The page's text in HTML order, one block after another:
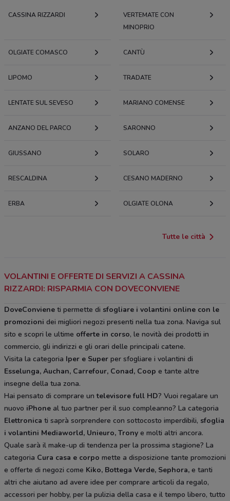
CASSINA RIZZARDI
VERTEMATE CON
MINOPRIO
OLGIATE COMASCO CANTÙ
LIPOMO TRADATE
LENTATE SUL SEVESO MARIANO COMENSE
ANZANO DEL PARCO SARONNO
GIUSSANO SOLARO
RESCALDINA CESANO MADERNO
ERBA OLGIATE OLONA
Tutte le città
VOLANTINI E OFFERTE DI SERVIZI A CASSINA
RIZZARDI: RISPARMIA CON DOVECONVIENE
DoveConviene ti permette di sfogliare i volantini online con le
promozioni dei migliori negozi presenti nella tua zona. Naviga sul
sito e scopri le ultime offerte in corso, le novità dei prodotti in
commercio, gli indirizzi e gli orari delle principali catene.
Visita la categoria Iper e Super per sfogliare i volantini di
Esselunga, Auchan, Carrefour, Conad, Coop e tante altre
insegne della tua zona.
Hai pensato di comprare untelevisore full HD? Vuoi regalare un
nuovo iPhone al tuo partner per il suo compleanno? La categoria
Elettronica ti saprà sorprendere con sottocosto imperdibili, sfoglia
i volantini Mediaworld, Unieuro, Trony e molti altri ancora.
Quale sarà il make-up di tendenza per la prossima stagione? La
categoria Cura casa e corpo mette a disposizione tante promozioni
e offerte di negozi come Kiko, Bottega Verde, Sephora, e tanti
altri che aiutano ad avere idee per comprare articoli da regalo,
accessori per hobby, per la pulizia della casa e il tempo libero, tutto